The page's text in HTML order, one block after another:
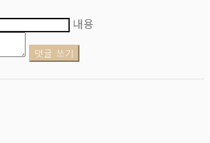
내용
댓글 쓰기